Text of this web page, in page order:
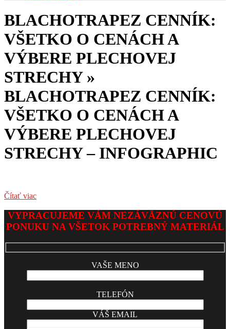
BLACHOTRAPEZ CENNÍK:
VŠETKO O CENÁCH A
VÝBERE PLECHOVEJ
STRECHY »
BLACHOTRAPEZ CENNÍK:
VŠETKO O CENÁCH A
VÝBERE PLECHOVEJ
STRECHY – INFOGRAPHIC
Čítať viac
2026-
02-
05
VYPRACUJEME VÁM NEZÁVÄZNÚ CENOVÚ
PONUKU NA VŠETOK POTREBNÝ MATERIÁL
VAŠE MENO
TELEFÓN
VÁŠ EMAIL